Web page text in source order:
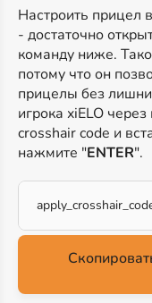
Настроить прицел
- достаточно
команду ниже.
потому что он
прицелы без
игрока xiELO
crosshair code и
нажмите "ENTER".